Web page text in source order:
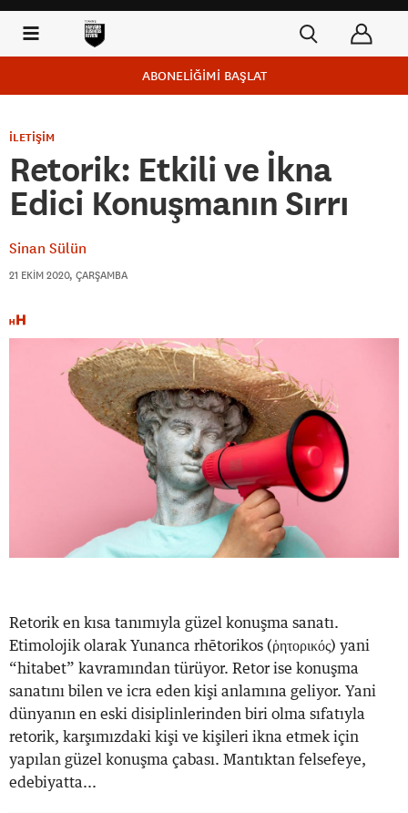
ABONELİĞİMİ BAŞLAT
İLETİŞİM
Retorik: Etkili ve İkna
Edici Konuşmanın Sırrı
Sinan Sülün
21 EKIM 2020, ÇARŞAMBA
Retorik en kısa tanımıyla güzel konuşma sanatı.
Etimolojik olarak Yunanca rhētorikos (ῥητορικός) yani
“hitabet” kavramından türüyor. Retor ise konuşma
sanatını bilen ve icra eden kişi anlamına geliyor. Yani
dünyanın en eski disiplinlerinden biri olma sıfatıyla
retorik, karşımızdaki kişi ve kişileri ikna etmek için
yapılan güzel konuşma çabası. Mantıktan felsefeye,
edebiyatta...